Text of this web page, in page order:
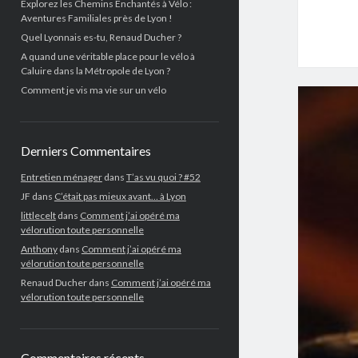
Explorez les Chemins Enchantés à Vélo :
Aventures Familiales près de Lyon !
Quel Lyonnais es-tu, Renaud Ducher ?
A quand une véritable place pour le vélo à
Caluire dans la Métropole de Lyon ?
Comment je vis ma vie sur un vélo
Derniers Commentaires
Entretien ménagerdans T’as vu quoi ? #52
JF dans C’était pas mieux avant… à Lyon
littleceltdans Comment j’ai opéré ma
vélorution toute personnelle
Anthonydans Comment j’ai opéré ma
vélorution toute personnelle
Renaud Ducherdans Comment j’ai opéré ma
vélorution toute personnelle